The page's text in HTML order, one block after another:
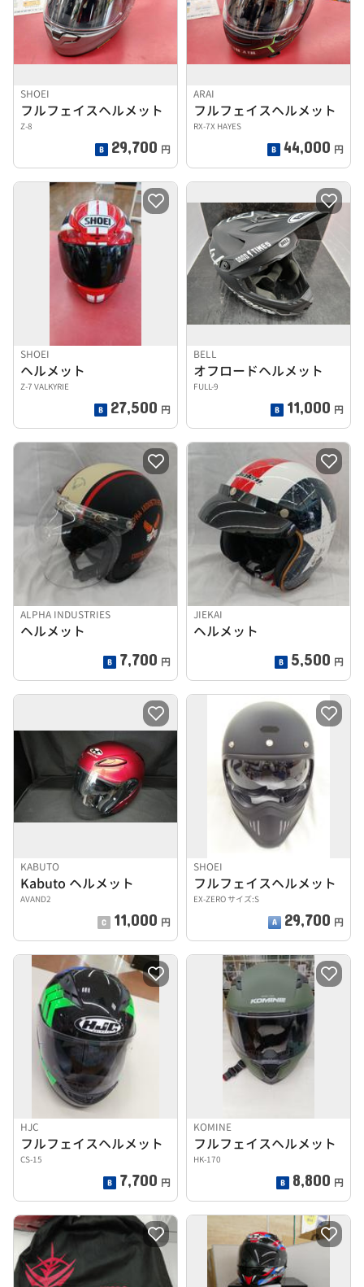
SHOEI
フルフェイスヘルメット
Z-8
29,700 円
ARAI
フルフェイスヘルメット
RX-7X HAYES
44,000 円
SHOEI
ヘルメット
Z-7 VALKYRIE
27,500 円
BELL
オフロードヘルメット
FULL-9
11,000 円
ALPHA INDUSTRIES
ヘルメット
7,700 円
JIEKAI
ヘルメット
5,500 円
KABUTO
Kabuto ヘルメット
AVAND2
11,000 円
SHOEI
フルフェイスヘルメット
EX-ZERO サイズ:S
29,700 円
HJC
フルフェイスヘルメット
CS-15
7,700 円
KOMINE
フルフェイスヘルメット
HK-170
8,800 円